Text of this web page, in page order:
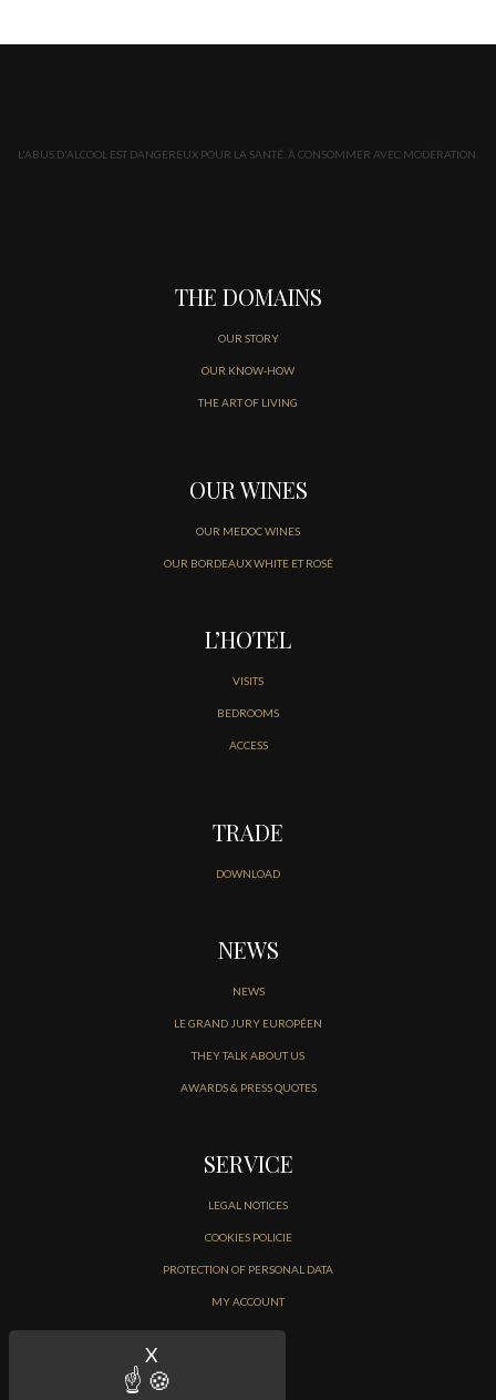
X
L'ABUS D'ALCOOL EST DANGEREUX POUR LA SANTÉ. À CONSOMMER AVEC MODÉRATION.
THE DOMAINS
OUR STORY
OUR KNOW-HOW
THE ART OF LIVING
OUR WINES
OUR MEDOC WINES
OUR BORDEAUX WHITE ET ROSÉ
L’HOTEL
VISITS
BEDROOMS
ACCESS
TRADE
DOWNLOAD
NEWS
NEWS
LE GRAND JURY EUROPÉEN
THEY TALK ABOUT US
AWARDS & PRESS QUOTES
SERVICE
LEGAL NOTICES
COOKIES POLICIE
PROTECTION OF PERSONAL DATA
MY ACCOUNT
CONTACT